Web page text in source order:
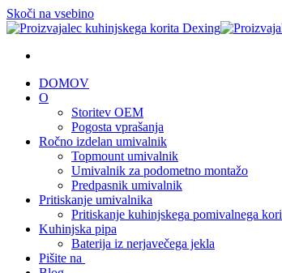
Skoči na vsebino
DOMOV
O
Storitev OEM
Pogosta vprašanja
Ročno izdelan umivalnik
Topmount umivalnik
Umivalnik za podometno montažo
Predpasnik umivalnik
Pritiskanje umivalnika
Pritiskanje kuhinjskega pomivalnega
Kuhinjska pipa
Baterija iz nerjavečega jekla
Pišite na